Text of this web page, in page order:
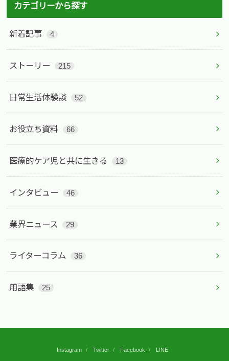
カテゴリーから探す
新着記事 4
ストーリー 215
日常生活体験談 52
お役立ち資料 66
医療的ケア児と共に生きる 13
インタビュー 46
業界ニュース 29
ライターコラム 36
用語集 25
Instagram Twitter Facebook LINE